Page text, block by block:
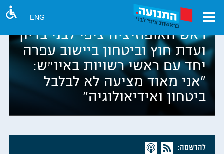
ENG
ראש האופוזיציה ציפי לבני בדיון
ועדת חוץ וביטחון ביישוב עפרה
יחד עם ראשי רשויות באיו״ש:
"אני מאוד מציעה לא לבלבל
ביטחון ואידיאולוגיה"
להרשמה: